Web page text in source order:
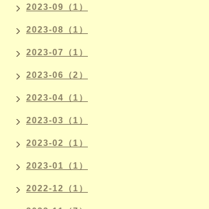
2023-09（1）
2023-08（1）
2023-07（1）
2023-06（2）
2023-04（1）
2023-03（1）
2023-02（1）
2023-01（1）
2022-12（1）